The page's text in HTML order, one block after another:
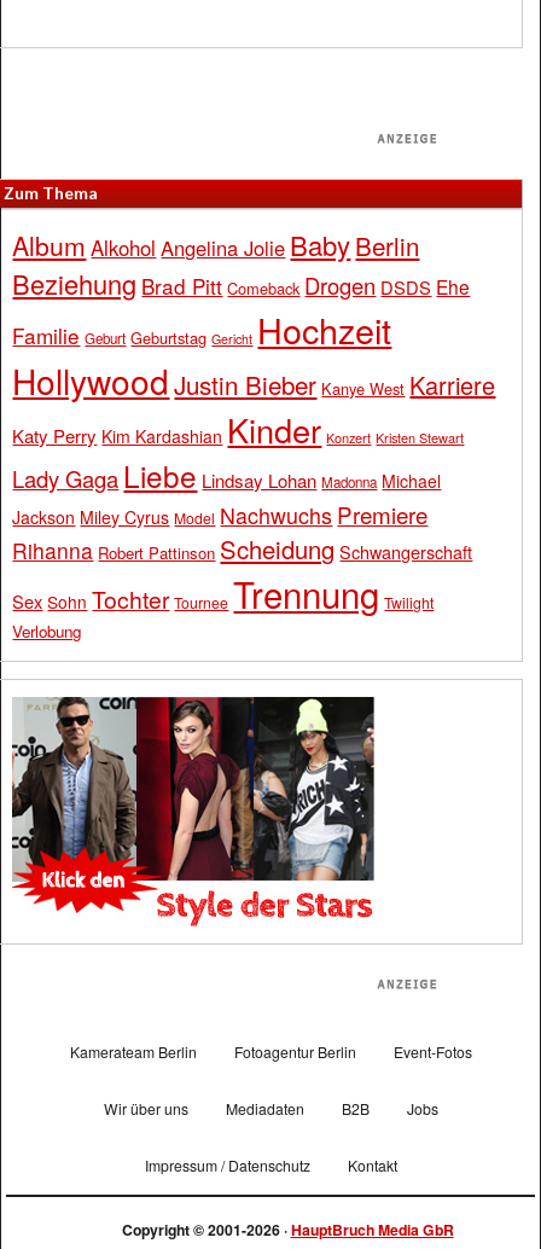
Zum Thema
Album Alkohol Angelina Jolie BabyBerlin
Beziehung Brad Pitt Comeback Drogen DSDS Ehe
Familie Geburt Geburtstag Gericht Hochzeit
Hollywood Justin Bieber Kanye West Karriere
Katy Perry Kim Kardashian Kinder Konzert Kristen Stewart
Lady Gaga Liebe Lindsay Lohan Madonna Michael
Jackson Miley Cyrus Model Nachwuchs Premiere
Rihanna Robert Pattinson Scheidung Schwangerschaft
Sex Sohn Tochter Tournee Trennung Twilight
Verlobung
Kamerateam Berlin Fotoagentur Berlin Event-Fotos
Wir über uns Mediadaten B2B Jobs
Impressum / Datenschutz Kontakt
Copyright © 2001-2026 ·HauptBruch Media GbR